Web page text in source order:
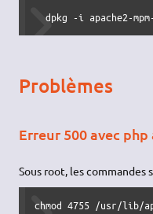
dpkg -i apache2-
Problèmes
Erreur 500 avec
Sous root, les commandes
chmod 4755 /usr/lib/